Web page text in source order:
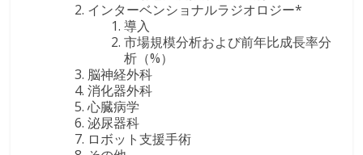
インターベンショナルラジオロジー*
導入
市場規模分析および前年比成長率分
析（%）
脳神経外科
消化器外科
心臓病学
泌尿器科
ロボット支援手術